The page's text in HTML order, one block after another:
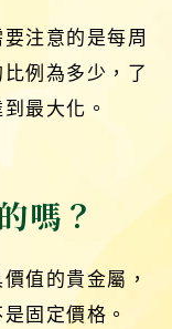
注意的是每周
例為多少，了
最大化。
嗎？
值的貴金屬，
固定價格。